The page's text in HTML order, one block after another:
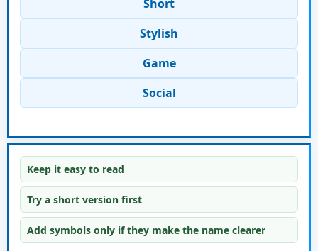
Short
Stylish
Game
Social
Keep it easy to read
Try a short version first
Add symbols only if they make the name clearer